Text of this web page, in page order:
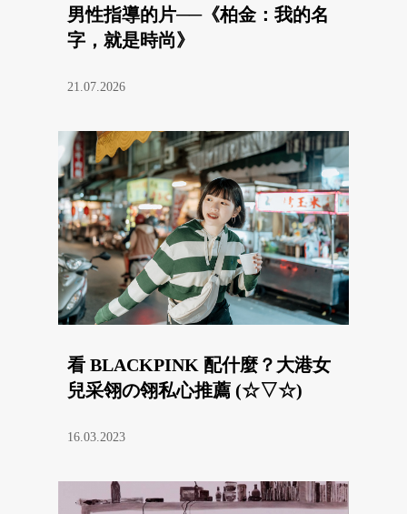
男性指導的片──《柏金：我的名
字，就是時尚》
21.07.2026
看 BLACKPINK 配什麼？大港女
兒采翎の翎私心推薦 (☆▽☆)
16.03.2023